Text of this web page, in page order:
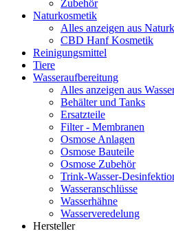
Zubehör
Naturkosmetik
Alles anzeigen aus
CBD Hanf Kosmetik
Reinigungsmittel
Tiere
Wasseraufbereitung
Alles anzeigen aus
Behälter und Tanks
Ersatzteile
Filter - Membranen
Osmose Anlagen
Osmose Bauteile
Osmose Zubehör
Trink-Wasser-
Wasseranschlüsse
Wasserhähne
Wasserveredelung
Hersteller